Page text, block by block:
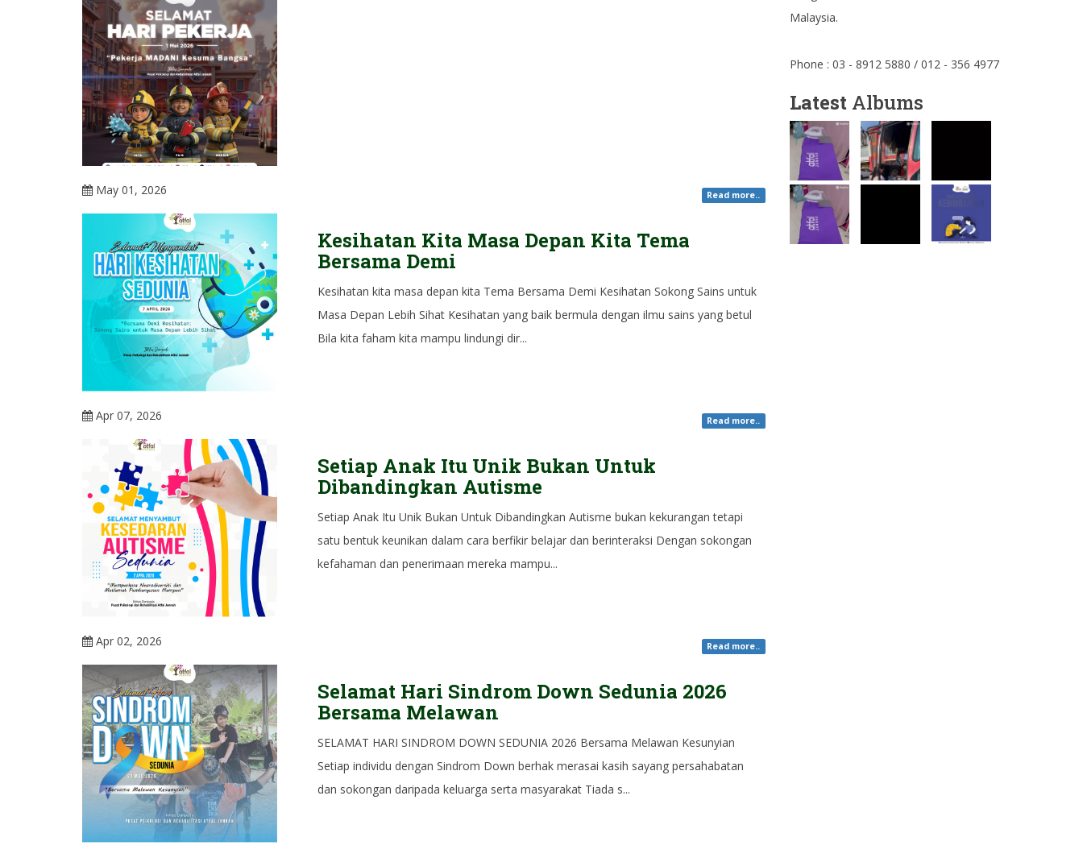
Read more..
May 01, 2026
Kesihatan Kita Masa Depan Kita Tema
Bersama Demi
Kesihatan kita masa depan kita Tema Bersama Demi Kesihatan Sokong Sains untuk
Masa Depan Lebih Sihat Kesihatan yang baik bermula dengan ilmu sains yang betul
Bila kita faham kita mampu lindungi dir...
Read more..
Apr 07, 2026
Setiap Anak Itu Unik Bukan Untuk
Dibandingkan Autisme
Setiap Anak Itu Unik Bukan Untuk Dibandingkan Autisme bukan kekurangan tetapi
satu bentuk keunikan dalam cara berfikir belajar dan berinteraksi Dengan sokongan
kefahaman dan penerimaan mereka mampu...
Read more..
Apr 02, 2026
Selamat Hari Sindrom Down Sedunia 2026
Bersama Melawan
SELAMAT HARI SINDROM DOWN SEDUNIA 2026 Bersama Melawan Kesunyian
Setiap individu dengan Sindrom Down berhak merasai kasih sayang persahabatan
dan sokongan daripada keluarga serta masyarakat Tiada s...
Malaysia.
Phone : 03 - 8912 5880 / 012 - 356 4977
LatestAlbums